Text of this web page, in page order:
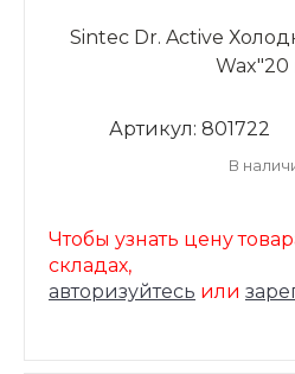
Sintec Dr. Active
Wax"20
Артикул: 801722
В
Чтобы узнать цену
складах,
авторизуйтесь или